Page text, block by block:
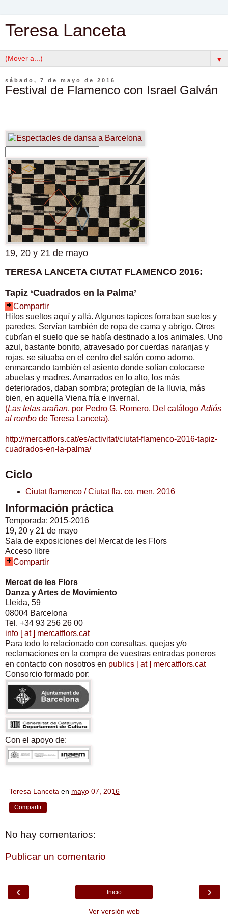
Teresa Lanceta
▼
sábado, 7 de mayo de 2016
Festival de Flamenco con Israel Galván
19, 20 y 21 de mayo
TERESA LANCETA CIUTAT FLAMENCO 2016:
Tapiz ‘Cuadrados en la Palma’
Compartir
Hilos sueltos aquí y allá. Algunos tapices forraban suelos y
paredes. Servían también de ropa de cama y abrigo. Otros
cubrían el suelo que se había destinado a los animales. Uno
azul, bastante bonito, atravesado por cuerdas naranjas y
rojas, se situaba en el centro del salón como adorno,
enmarcando también el asiento donde solían colocarse
abuelas y madres. Amarrados en lo alto, los más
deteriorados, daban sombra; protegían de la lluvia, más
bien, en aquella Viena fría e invernal.
(Las telas arañan, por Pedro G. Romero. Del catálogo Adiós
al rombo de Teresa Lanceta).
http://mercatflors.cat/es/activitat/ciutat-flamenco-2016-tapiz-
cuadrados-en-la-palma/
Ciclo
Ciutat flamenco / Ciutat fla. co. men. 2016
Información práctica
Temporada: 2015-2016
19, 20 y 21 de mayo
Sala de exposiciones del Mercat de les Flors
Acceso libre
Compartir
Mercat de les Flors
Danza y Artes de Movimiento
Lleida, 59
08004 Barcelona
Tel. +34 93 256 26 00
info [ at ] mercatflors.cat
Para todo lo relacionado con consultas, quejas y/o
reclamaciones en la compra de vuestras entradas poneros
en contacto con nosotros en publics [ at ] mercatflors.cat
Consorcio formado por:
Con el apoyo de:
Teresa Lanceta en mayo 07, 2016
Compartir
No hay comentarios:
Publicar un comentario
‹ ›
Inicio
Ver versión web